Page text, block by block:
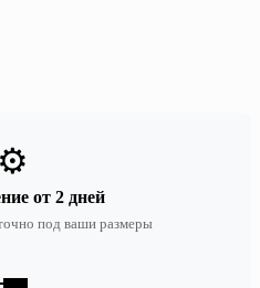
⚙️
от 2 дней
под ваши размеры